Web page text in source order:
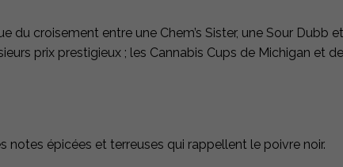
du croisement entre une Chem’s Sister, une Sour Dubb
prix prestigieux ; les Cannabis Cups de Michigan et
épicées et terreuses qui rappellent le poivre noir.